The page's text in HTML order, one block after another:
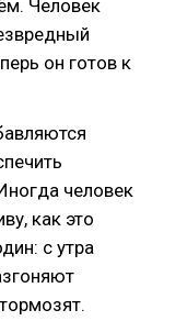
Человек
он готов к
человек
как это
с утра